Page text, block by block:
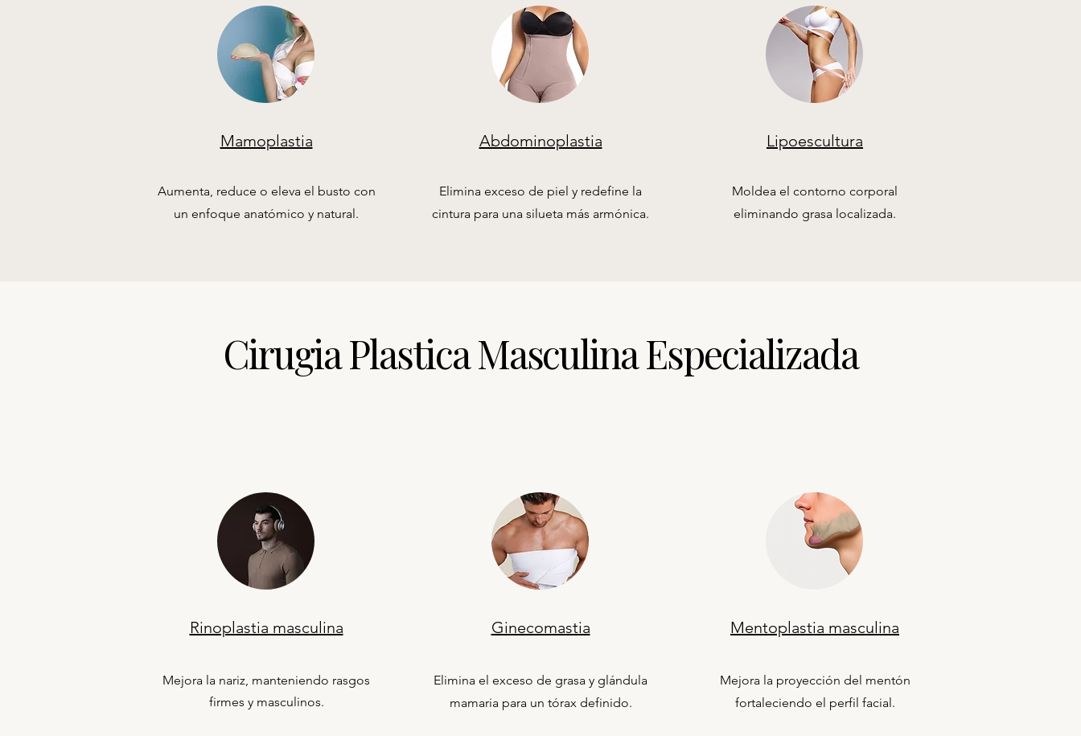
Mamoplastia
Aumenta, reduce o eleva el busto con
un enfoque anatómico y natural.
Abdominoplastia
Elimina exceso de piel y redefine la
cintura para una silueta más armónica.
Lipoescultura
Moldea el contorno corporal
eliminando grasa localizada.
Cirugia Plastica Masculina Especializada
Rinoplastia masculina
Mejora la nariz, manteniendo rasgos
firmes y masculinos.
Ginecomastia
Elimina el exceso de grasa y glándula
mamaria para un tórax definido.
Mentoplastia masculina
Mejora la proyección del mentón
fortaleciendo el perfil facial.